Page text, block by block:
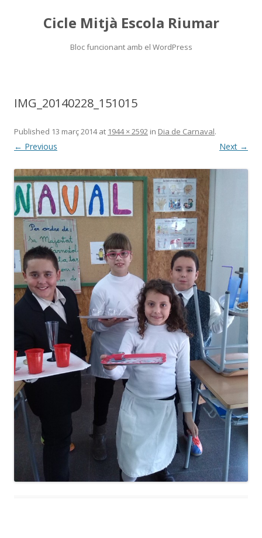
Cicle Mitjà Escola Riumar
Bloc funcionant amb el WordPress
IMG_20140228_151015
Published 13 març 2014at 1944 × 2592 in Dia de Carnaval.
← Previous Next →